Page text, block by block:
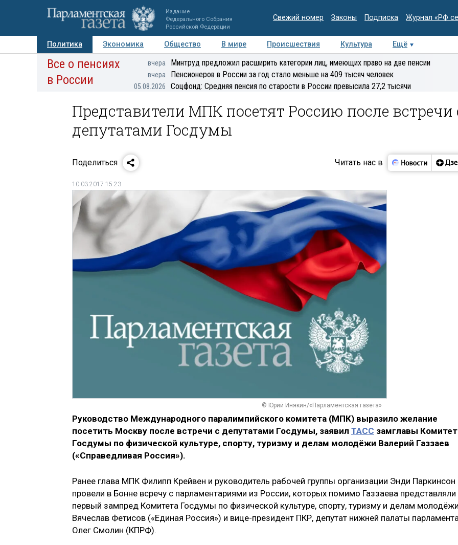
Издание
Федерального Собрания
Российской Федерации
Свежий номер Законы Подписка Журнал «РФ
Политика Экономика Общество В мире Происшествия Культура
Ещё
Авторы Персоны Мнения Регионы Медиацентр Интервью Колумнисты
Все о пенсиях
в России
вчера Минтруд предложил расширить категории лиц, имеющих право на две пенсии
вчера Пенсионеров в России за год стало меньше на 409 тысяч человек
05.08.2026 Соцфонд: Средняя пенсия по старости в России превысила 27,2 тысячи
Представители МПК посетят Россию после встречи
депутатами Госдумы
Поделиться Читать нас в
10.03.2017 15:23
© Юрий Инякин/«Парламентская газета»
Руководство Международного паралимпийского комитета (МПК) выразило желание
посетить Москву после встречи с депутатами Госдумы, заявил ТАСС замглавы
Госдумы по физической культуре, спорту, туризму и делам молодёжи Валерий Газзаев
(«Справедливая Россия»).
Ранее глава МПК Филипп Крейвен и руководитель рабочей группы организации Энди Паркинсон
провели в Бонне всречу с парламентариями из России, которых помимо Газзаева представляли
первый зампред Комитета Госдумы по физической культуре, спорту, туризму и делам
Вячеслав Фетисов («Единая Россия») и вице-президент ПКР, депутат нижней палаты
Олег Смолин (КПРФ).